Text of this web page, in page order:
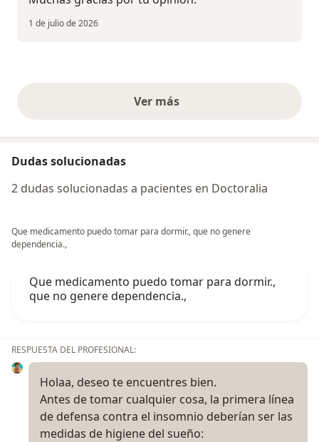
1 de julio de 2026
Ver másopiniones anteriores
Dudas solucionadas
2 dudas solucionadas a pacientes en Doctoralia
Que medicamento puedo tomar para dormir., que no genere
dependencia.,
Que medicamento puedo tomar para dormir.,
que no genere dependencia.,
RESPUESTA DEL PROFESIONAL:
Holaa, deseo te encuentres bien.
Antes de tomar cualquier cosa, la primera línea
de defensa contra el insomnio deberían ser las
medidas de higiene del sueño: